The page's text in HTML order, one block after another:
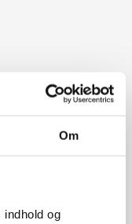
Om
og